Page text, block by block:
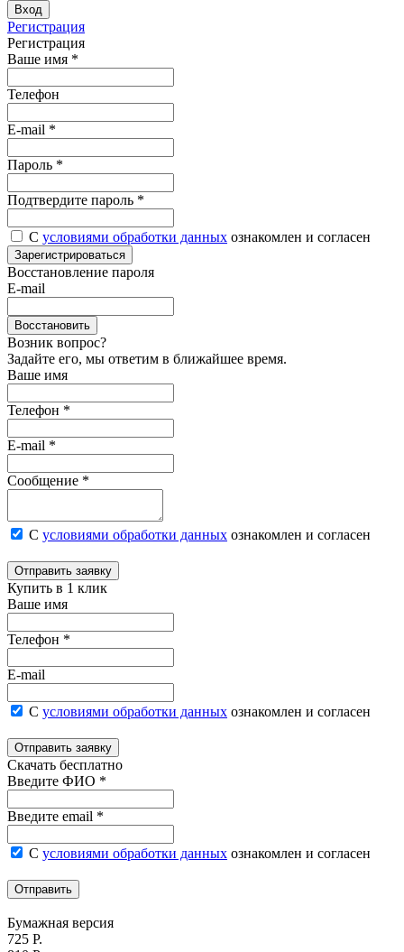
Вход
Регистрация
Регистрация
Ваше имя *
Телефон
E-mail *
Пароль *
Подтвердите пароль *
С условиями обработки данных ознакомлен и согласен
Зарегистрироваться
Восстановление пароля
E-mail
Восстановить
Возник вопрос?
Задайте его, мы ответим в ближайшее время.
Ваше имя
Телефон *
E-mail *
Сообщение *
С условиями обработки данных ознакомлен и согласен
Отправить заявку
Купить в 1 клик
Ваше имя
Телефон *
E-mail
С условиями обработки данных ознакомлен и согласен
Отправить заявку
Скачать бесплатно
Введите ФИО *
Введите email *
С условиями обработки данных ознакомлен и согласен
Отправить
Бумажная версия
725 Р.